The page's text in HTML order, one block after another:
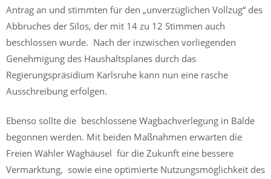
Antrag an und stimmten für den „unverzüglichen Vollzug“ des
Abbruches der Silos, der mit 14 zu 12 Stimmen auch
beschlossen wurde. Nach der inzwischen vorliegenden
Genehmigung des Haushaltsplanes durch das
Regierungspräsidium Karlsruhe kann nun eine rasche
Ausschreibung erfolgen.
Ebenso sollte die beschlossene Wagbachverlegung in Bälde
begonnen werden. Mit beiden Maßnahmen erwarten die
Freien Wähler Waghäusel für die Zukunft eine bessere
Vermarktung, sowie eine optimierte Nutzungsmöglichkeit des